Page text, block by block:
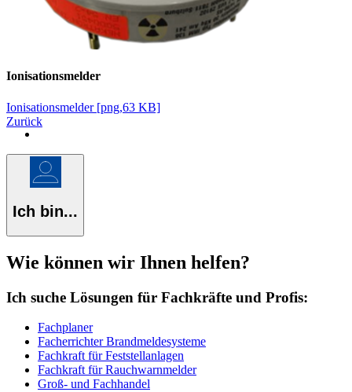
Ionisationsmelder
Ionisationsmelder [png,63 KB]
Zurück
Ich bin...
Wie können wir Ihnen helfen?
Ich suche Lösungen für Fachkräfte und Profis:
Fachplaner
Facherrichter Brandmeldesysteme
Fachkraft für Feststellanlagen
Fachkraft für Rauchwarnmelder
Groß- und Fachhandel